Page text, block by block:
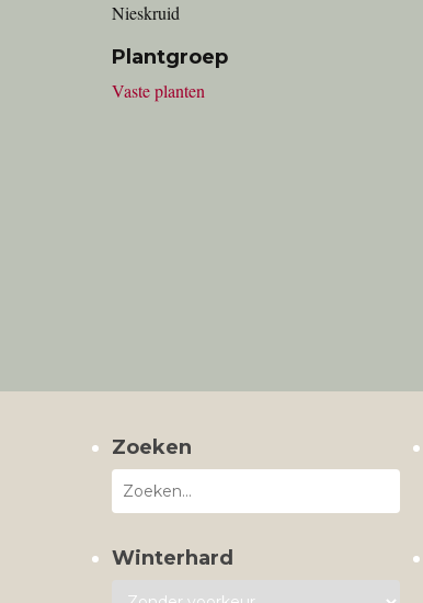
Nieskruid
Plantgroep
Vaste planten
Zoeken
Winterhard